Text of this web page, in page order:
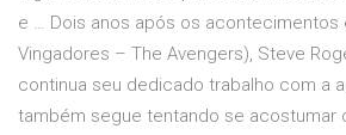
e … Dois anos após os acontecimentos
Vingadores – The Avengers), Steve
continua seu dedicado trabalho com a
também segue tentando se acostumar